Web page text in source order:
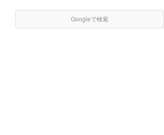
Googleで検索